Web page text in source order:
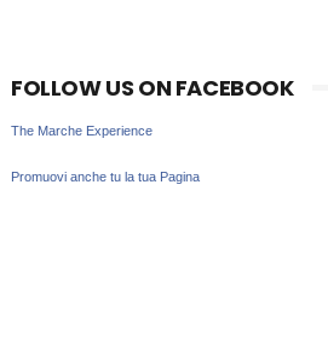
FOLLOW US ON FACEBOOK
The Marche Experience
Promuovi anche tu la tua Pagina